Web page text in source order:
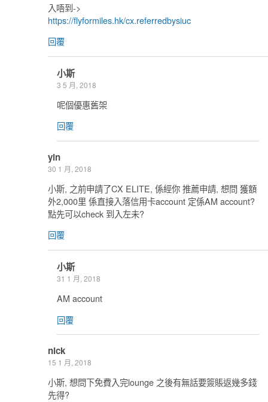
入唔到->
https://flyformiles.hk/cx.referredbysiuc
回覆
小斯
3 5 月, 2018
呢個優惠舊架
回覆
yin
30 1 月, 2018
小斯, 之前申請了CX ELITE, 係經你 推薦申請, 想問 獲額
外2,000里 係直接入落信用卡account 定係AM account?
點先可以check 到入左未?
回覆
小斯
31 1 月, 2018
AM account
回覆
nick
15 1 月, 2018
小斯, 想問下免費入完lounge 之後有無話要簽賬返幾多錢
先得?